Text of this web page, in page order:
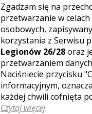
GALERIA
Zgadzam się na
przetwarzanie w
osobowych,
korzystania z Serwisu
Legionów 26/28oraz
przetwarzaniem
Naciśniecie przycisku
informacyjnym,
każdej chwili cofnięta
Czytaj więcej